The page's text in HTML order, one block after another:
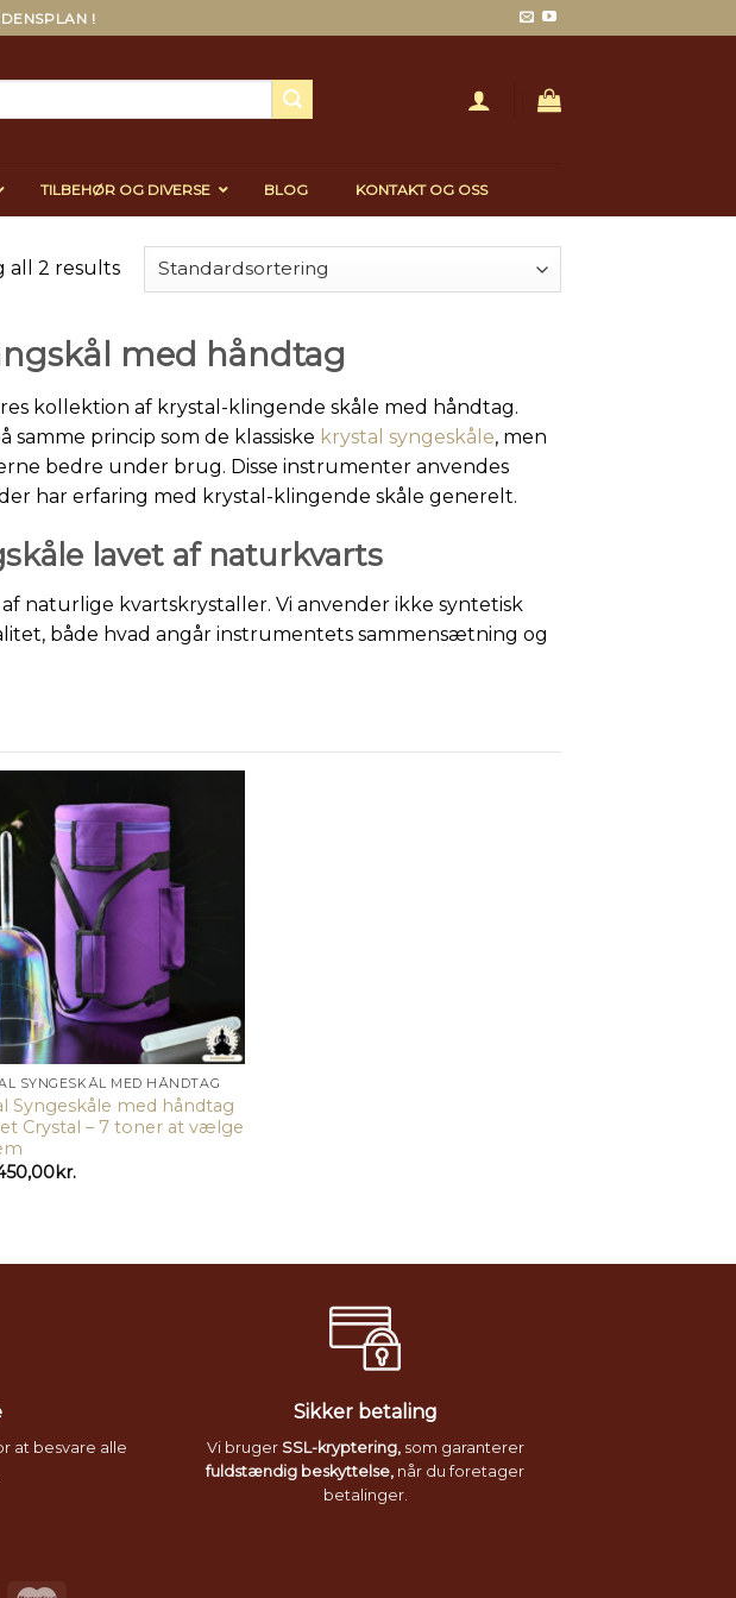
!
TILBEHØR OG DIVERSE BLOG KONTAKT OG OSS
all 2 results
med håndtag
kollektion af krystal-klingende skåle med håndtag.
princip som de klassiske krystal syngeskåle, men
bedre under brug. Disse instrumenter anvendes
har erfaring med krystal-klingende skåle generelt.
lavet af naturkvarts
naturlige kvartskrystaller. Vi anvender ikke syntetisk
både hvad angår instrumentets sammensætning og
SYNGESKÅL MED HÅNDTAG
Syngeskåle med håndtag
Crystal – 7 toner at vælge
kr.
at besvare alle
Sikker betaling
Vi bruger SSL-kryptering,som garanterer
fuldstændig beskyttelse, når du foretager
betalinger.